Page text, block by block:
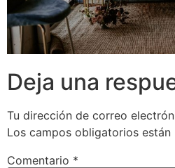
Deja una
Tu dirección de correo
Los campos obligatorios están
Comentario *